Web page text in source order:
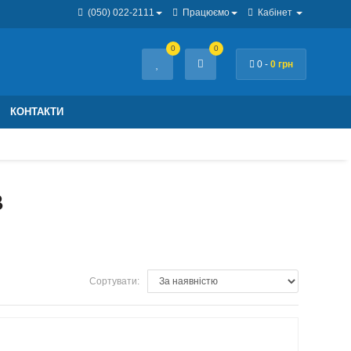
(050) 022-2111 Працюємо Кабінет
0 - 0 грн
0 0
КОНТАКТИ
Сортувати: